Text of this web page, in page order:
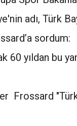
adı, Türk
sordum:
60 yıldan bu
Frossard